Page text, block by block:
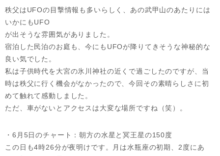
秩父はUFOの目撃情報も多いらしく、あの武甲山のあたりには
いかにもUFO
が出そうな雰囲気がありました。
宿泊した民泊のお庭も、今にもUFOが降りてきそうな神秘的な
良い気でした。
私は子供時代を大宮の氷川神社の近くで過ごしたのですが、当
時は秩父に行く機会がなかったので、今回その素晴らしさに初
めて触れて感動しました。
ただ、車がないとアクセスは大変な場所ですね（笑）。
・6月5日のチャート：朝方の水星と冥王星の150度
この日も4時26分が夜明けです。月は水瓶座の初期、2度にあ